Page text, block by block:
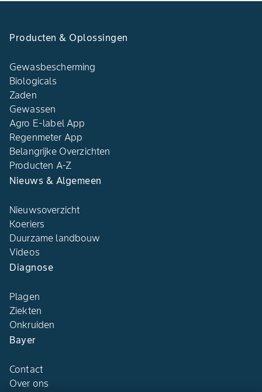
Producten & Oplossingen
Gewasbescherming
Biologicals
Zaden
Gewassen
Agro E-label App
Regenmeter App
Belangrijke Overzichten
Producten A-Z
Nieuws & Algemeen
Nieuwsoverzicht
Koeriers
Duurzame landbouw
Videos
Diagnose
Plagen
Ziekten
Onkruiden
Bayer
Contact
Over ons